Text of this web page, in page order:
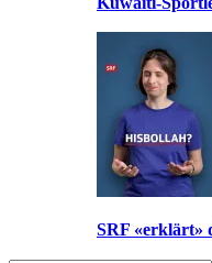
SRF «erklärt»